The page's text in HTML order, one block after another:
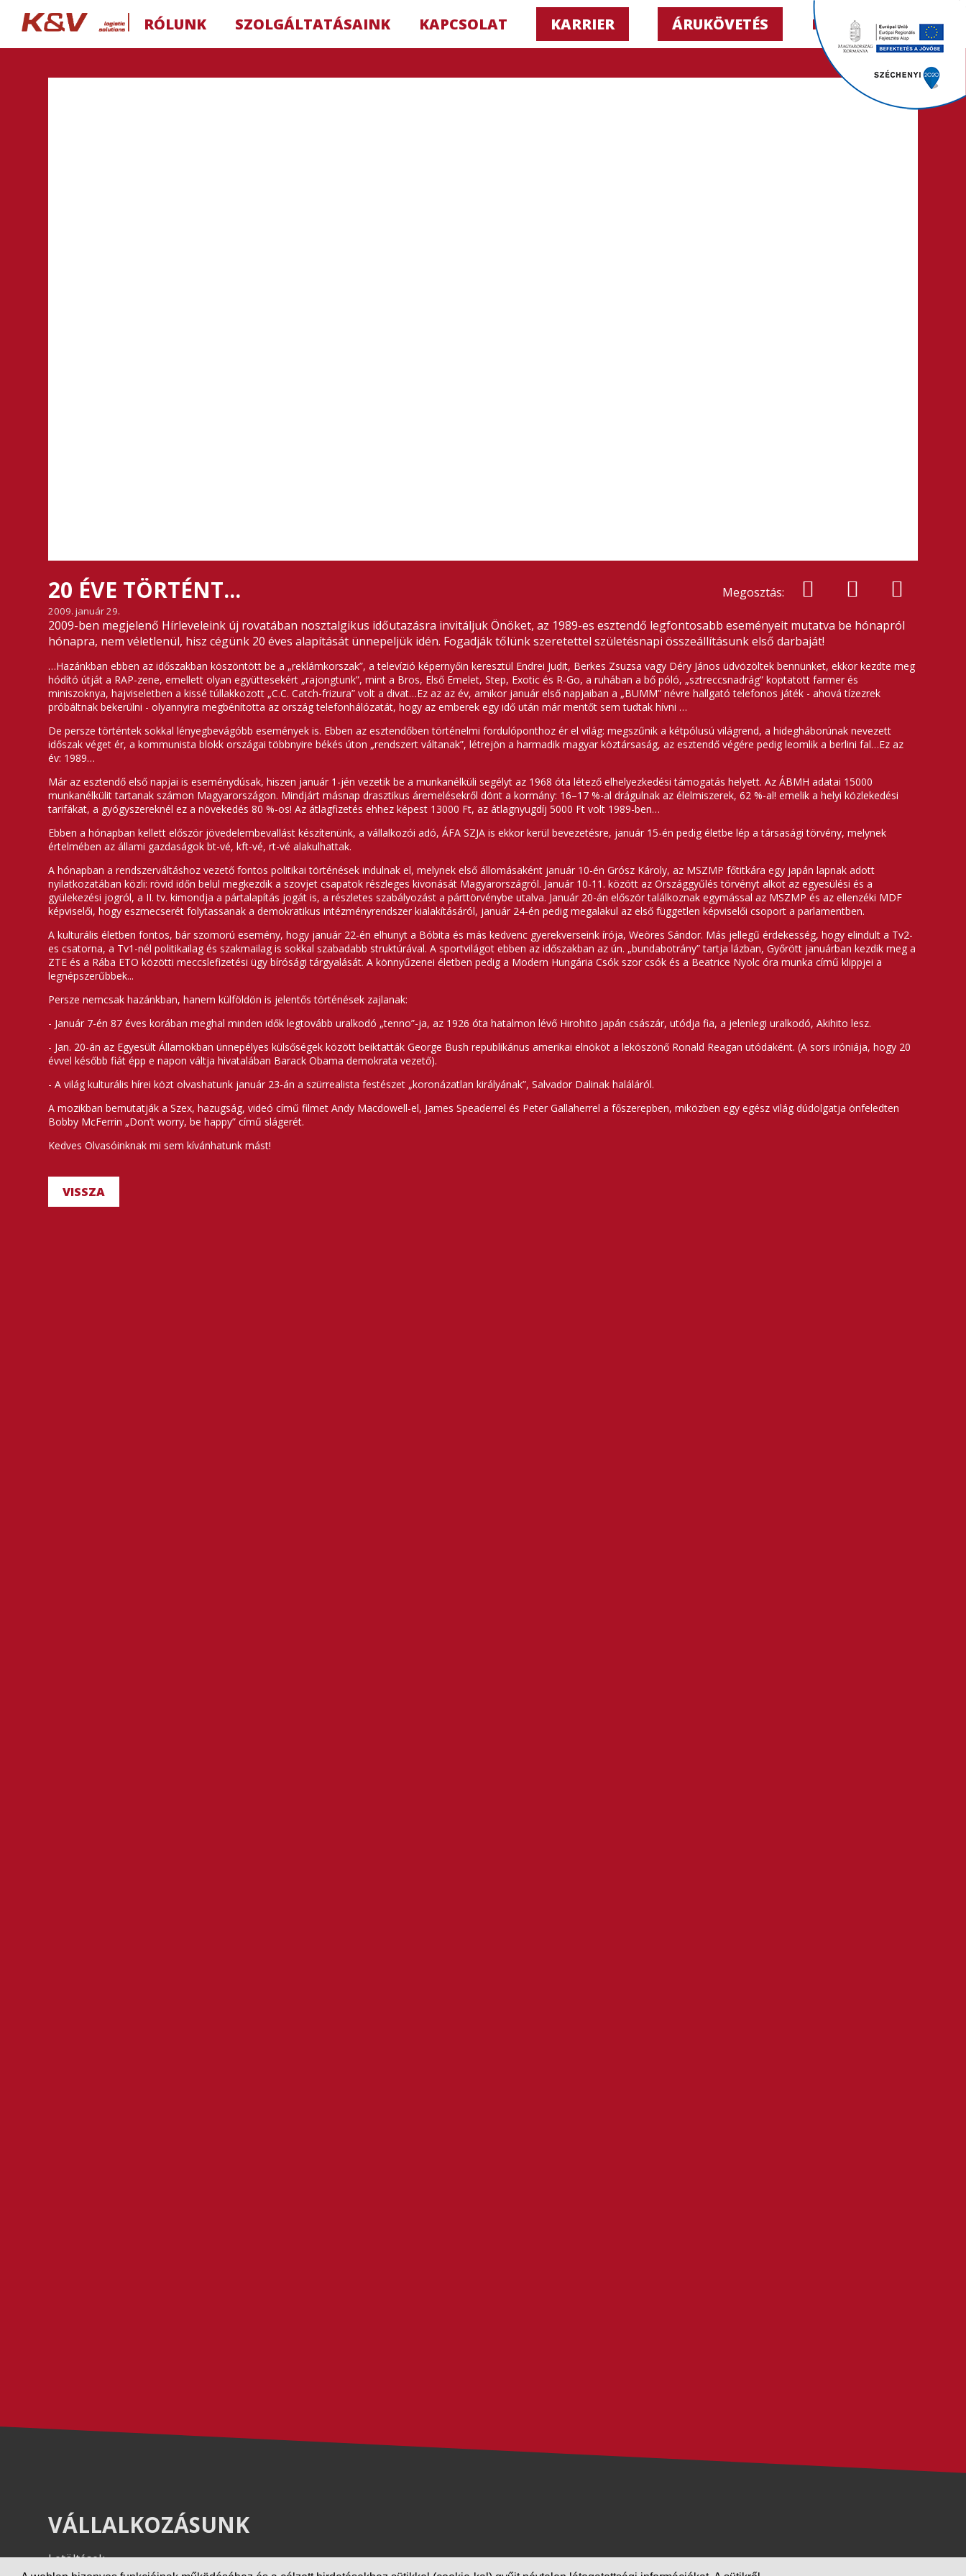
RÓLUNK SZOLGÁLTATÁSAINK KAPCSOLAT KARRIER ÁRUKÖVETÉS HU ▼
Megosztás:
20 ÉVE TÖRTÉNT...
2009. január 29.
2009-ben megjelenő Hírleveleink új rovatában nosztalgikus időutazásra invitáljuk Önöket, az 1989-es esztendő legfontosabb eseményeit mutatva be hónapról
hónapra, nem véletlenül, hisz cégünk 20 éves alapítását ünnepeljük idén. Fogadják tőlünk szeretettel születésnapi összeállításunk első darbaját!
…Hazánkban ebben az időszakban köszöntött be a „reklámkorszak”, a televízió képernyőin keresztül Endrei Judit, Berkes Zsuzsa vagy Déry János üdvözöltek bennünket, ekkor kezdte meg
hódító útját a RAP-zene, emellett olyan együttesekért „rajongtunk”, mint a Bros, Első Emelet, Step, Exotic és R-Go, a ruhában a bő póló, „sztreccsnadrág” koptatott farmer és
miniszoknya, hajviseletben a kissé túllakkozott „C.C. Catch-frizura” volt a divat…Ez az az év, amikor január első napjaiban a „BUMM” névre hallgató telefonos játék - ahová tízezrek
próbáltnak bekerülni - olyannyira megbénította az ország telefonhálózatát, hogy az emberek egy idő után már mentőt sem tudtak hívni …
De persze történtek sokkal lényegbevágóbb események is. Ebben az esztendőben történelmi fordulóponthoz ér el világ: megszűnik a kétpólusú világrend, a hidegháborúnak nevezett
időszak véget ér, a kommunista blokk országai többnyire békés úton „rendszert váltanak”, létrejön a harmadik magyar köztársaság, az esztendő végére pedig leomlik a berlini fal…Ez az
év: 1989…
Már az esztendő első napjai is eseménydúsak, hiszen január 1-jén vezetik be a munkanélküli segélyt az 1968 óta létező elhelyezkedési támogatás helyett. Az ÁBMH adatai 15000
munkanélkülit tartanak számon Magyarországon. Mindjárt másnap drasztikus áremelésekről dönt a kormány: 16–17 %-al drágulnak az élelmiszerek, 62 %-al! emelik a helyi közlekedési
tarifákat, a gyógyszereknél ez a növekedés 80 %-os! Az átlagfizetés ehhez képest 13000 Ft, az átlagnyugdíj 5000 Ft volt 1989-ben…
Ebben a hónapban kellett először jövedelembevallást készítenünk, a vállalkozói adó, ÁFA SZJA is ekkor kerül bevezetésre, január 15-én pedig életbe lép a társasági törvény, melynek
értelmében az állami gazdaságok bt-vé, kft-vé, rt-vé alakulhattak.
A hónapban a rendszerváltáshoz vezető fontos politikai történések indulnak el, melynek első állomásaként január 10-én Grósz Károly, az MSZMP főtitkára egy japán lapnak adott
nyilatkozatában közli: rövid időn belül megkezdik a szovjet csapatok részleges kivonását Magyarországról. Január 10-11. között az Országgyűlés törvényt alkot az egyesülési és a
gyülekezési jogról, a II. tv. kimondja a pártalapítás jogát is, a részletes szabályozást a párttörvénybe utalva. Január 20-án először találkoznak egymással az MSZMP és az ellenzéki MDF
képviselői, hogy eszmecserét folytassanak a demokratikus intézményrendszer kialakításáról, január 24-én pedig megalakul az első független képviselői csoport a parlamentben.
A kulturális életben fontos, bár szomorú esemény, hogy január 22-én elhunyt a Bóbita és más kedvenc gyerekverseink írója, Weöres Sándor. Más jellegű érdekesség, hogy elindult a Tv2-
es csatorna, a Tv1-nél politikailag és szakmailag is sokkal szabadabb struktúrával. A sportvilágot ebben az időszakban az ún. „bundabotrány” tartja lázban, Győrött januárban kezdik meg a
ZTE és a Rába ETO közötti meccslefizetési ügy bírósági tárgyalását. A könnyűzenei életben pedig a Modern Hungária Csók szor csók és a Beatrice Nyolc óra munka című klippjei a
legnépszerűbbek...
Persze nemcsak hazánkban, hanem külföldön is jelentős történések zajlanak:
- Január 7-én 87 éves korában meghal minden idők legtovább uralkodó „tenno”-ja, az 1926 óta hatalmon lévő Hirohito japán császár, utódja fia, a jelenlegi uralkodó, Akihito lesz.
- Jan. 20-án az Egyesült Államokban ünnepélyes külsőségek között beiktatták George Bush republikánus amerikai elnököt a leköszönő Ronald Reagan utódaként. (A sors iróniája, hogy 20
évvel később fiát épp e napon váltja hivatalában Barack Obama demokrata vezető).
- A világ kulturális hírei közt olvashatunk január 23-án a szürrealista festészet „koronázatlan királyának”, Salvador Dalinak haláláról.
A mozikban bemutatják a Szex, hazugság, videó című filmet Andy Macdowell-el, James Speaderrel és Peter Gallaherrel a főszerepben, miközben egy egész világ dúdolgatja önfeledten
Bobby McFerrin „Don’t worry, be happy” című slágerét.
Kedves Olvasóinknak mi sem kívánhatunk mást!
VISSZA
VÁLLALKOZÁSUNK
Letöltések